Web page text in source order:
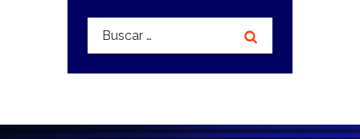
Buscar: